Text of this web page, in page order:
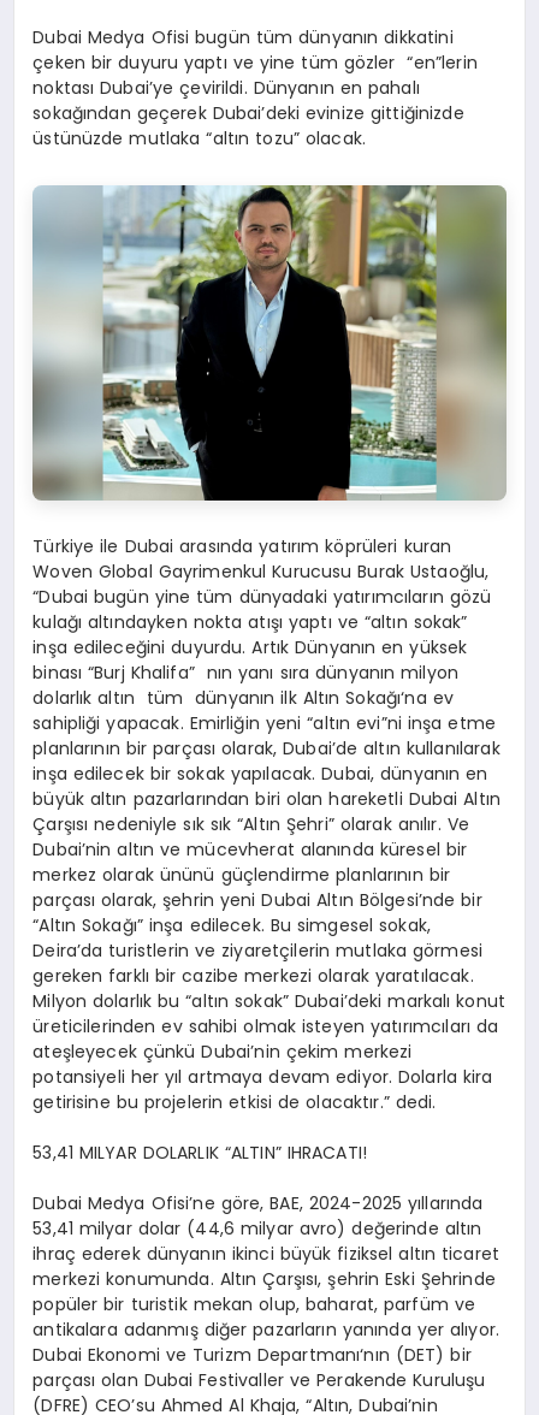
Dubai Medya Ofisi bugün tüm dünyanın dikkatini
çeken bir duyuru yaptı ve yine tüm gözler“en”lerin
noktasıDubai’yeçevirildi. Dünyanın en pahalı
sokağından geçerek Dubai’deki evinize gittiğinizde
üstünüzde mutlaka“altın tozu” olacak.
Türkiye ile Dubai arasında yatırım köprüleri kuran
Woven Global Gayrimenkul Kurucusu Burak Ustaoğlu,
“Dubai bugün yine tüm dünyadaki yatırımcıların gözü
kulağıaltındayken nokta atışı yaptı ve “altın sokak”
inşa edileceğini duyurdu. Artık Dünyanın en yüksek
binası “Burj Khalifa” nın yanı sıra dünyanın milyon
dolarlık altın tüm dünyanın ilk Altın Sokağı‘na ev
sahipliği yapacak. Emirliğin yeni “altın evi”ni inşa etme
planlarının bir parçasıolarak, Dubai’de altın kullanılarak
inşa edilecek bir sokak yapılacak. Dubai, dünyanın en
büyük altın pazarlarından biri olan hareketli Dubai Altın
Çarşısınedeniyle sık sık “Altın Şehri” olarak anılır. Ve
Dubai’nin altın ve mücevherat alanında küresel bir
merkez olarak ününü güçlendirme planlarının bir
parçasıolarak,şehrin yeni Dubai Altın Bölgesi’nde bir
“Altın Sokağı” inşa edilecek. Bu simgesel sokak,
Deira’da turistlerin ve ziyaretçilerin mutlaka görmesi
gereken farklı bir cazibe merkezi olarak yaratılacak.
Milyon dolarlık bu“altın sokak” Dubai’deki markalıkonut
üreticilerinden ev sahibi olmak isteyen yatırımcıları da
ateşleyecek çünküDubai’nin çekim merkezi
potansiyeli her yılartmaya devam ediyor. Dolarla kira
getirisine bu projelerin etkisi deolacaktır.” dedi.
53,41 MILYAR DOLARLIK “ALTIN” IHRACATI!
Dubai Medya Ofisi’ne göre, BAE, 2024-2025 yıllarında
53,41 milyar dolar (44,6 milyar avro) değerinde altın
ihraç ederek dünyanın ikinci büyük fiziksel altın ticaret
merkezi konumunda. AltınÇarşısı,şehrin Eski Şehrinde
popüler bir turistik mekan olup, baharat, parfüm ve
antikalara adanmış diğer pazarların yanında yer alıyor.
Dubai Ekonomi ve Turizm Departmanı‘nın (DET) bir
parçasıolan Dubai Festivaller ve Perakende Kuruluşu
(DFRE) CEO’su Ahmed Al Khaja,“Altın, Dubai’nin